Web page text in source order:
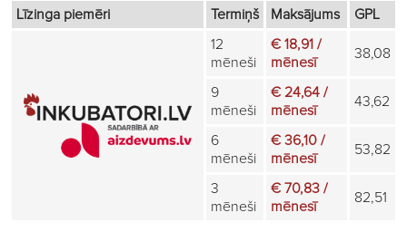
Līzinga piemēri Termiņš Maksājums GPL
12
mēneši
€ 18,91 /
mēnesī
38,08
9
mēneši
€ 24,64 /
mēnesī
43,62
6
mēneši
€ 36,10 /
mēnesī
53,82
3
mēneši
€ 70,83 /
mēnesī
82,51